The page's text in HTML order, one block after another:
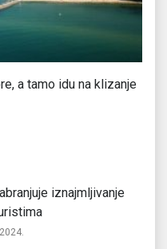
a tamo idu na klizanje
iznajmljivanje